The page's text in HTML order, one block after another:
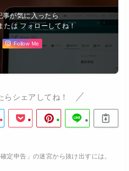
事が気に入ったら
たは フォローしてね！
Follow Me
らシェアしてね！
確定申告」の迷宮から抜け出すには。